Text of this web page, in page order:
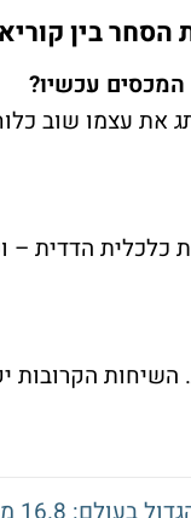
בין
עכשיו?
עצמו שוב
כלכלית הדדית
השיחות